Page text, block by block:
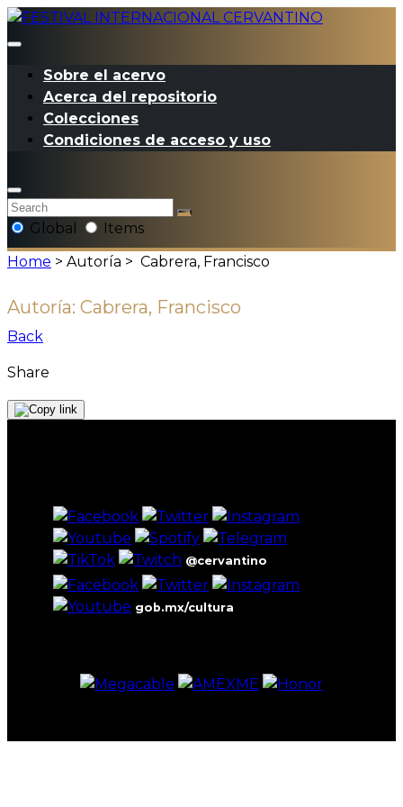
Sobre el acervo
Acerca del repositorio
Colecciones
Condiciones de acceso y uso
Global
Items
Home > Autoría > Cabrera, Francisco
Autoría: Cabrera, Francisco
Back
Share
@cervantino
gob.mx/cultura